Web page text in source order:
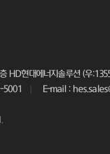
HD현대에너지솔루션 (우
5001 E-mail :